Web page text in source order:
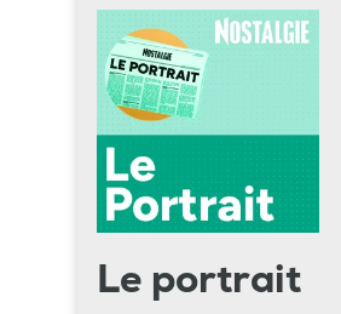
Le portrait